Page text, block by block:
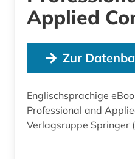
Applied
Zur
Englischsprachige
Professional and
Verlagsruppe Springer